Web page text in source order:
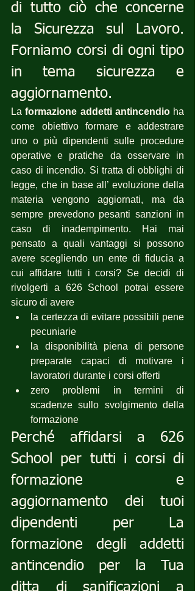
di tutto ciò che concerne
la Sicurezza sul Lavoro.
Forniamo corsi di ogni tipo
in tema sicurezza e
aggiornamento.
La formazione addetti antincendio ha
come obiettivo formare e addestrare
uno o più dipendenti sulle procedure
operative e pratiche da osservare in
caso di incendio. Si tratta di obblighi di
legge, che in base all’ evoluzione della
materia vengono aggiornati, ma da
sempre prevedono pesanti sanzioni in
caso di inadempimento. Hai mai
pensato a quali vantaggi si possono
avere scegliendo un ente di fiducia a
cui affidare tutti i corsi? Se decidi di
rivolgerti a 626 School potrai essere
sicuro di avere
la certezza di evitare possibili pene
pecuniarie
la disponibilità piena di persone
preparate capaci di motivare i
lavoratori durante i corsi offerti
zero problemi in termini di
scadenze sullo svolgimento della
formazione
Perché affidarsi a 626
School per tutti i corsi di
formazione e
aggiornamento dei tuoi
dipendenti per La
formazione degli addetti
antincendio per la Tua
ditta di sanificazioni a